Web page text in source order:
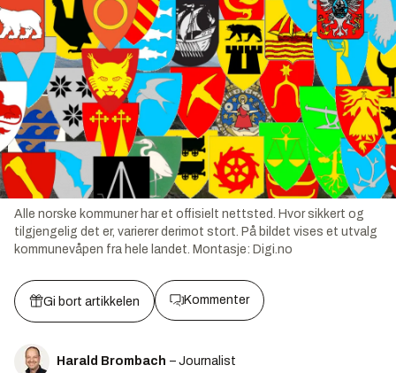
Alle norske kommuner har et offisielt nettsted. Hvor sikkert og
tilgjengelig det er, varierer derimot stort. På bildet vises et utvalg
kommunevåpen fra hele landet. Montasje: Digi.no
Gi bort artikkelen Kommenter
Harald Brombach – Journalist